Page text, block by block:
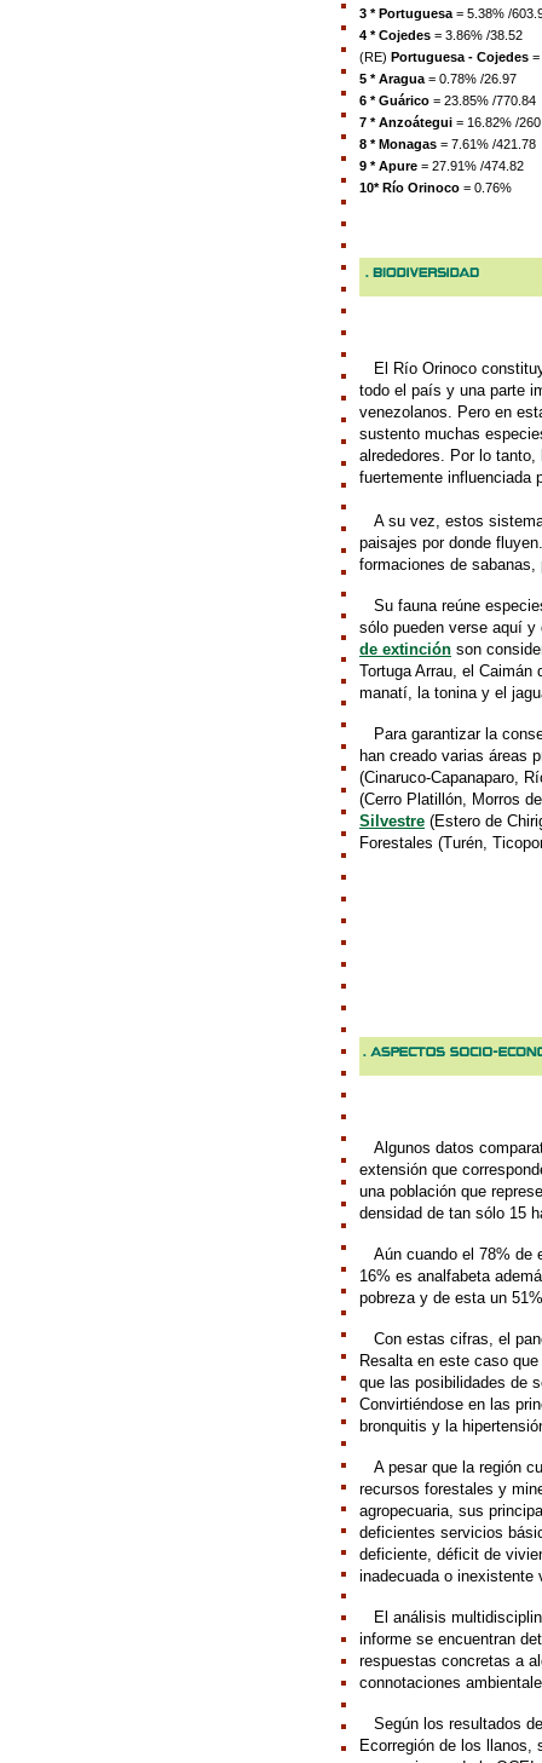
3 * Portuguesa = 5.38% /
4 * Cojedes = 3.86% /38.52
(RE) Portuguesa - Cojedes =
5 * Aragua = 0.78% /26.97
6 * Guárico = 23.85% /770.84
7 * Anzoátegui = 16.82% /
8 * Monagas = 7.61% /421.78
9 * Apure = 27.91% /474.82
10* Río Orinoco = 0.76%
El Río Orinoco
todo el país y una parte
venezolanos. Pero en
sustento muchas
alrededores. Por lo
fuertemente influenciada
A su vez, estos
paisajes por donde
formaciones de
Su fauna reúne
sólo pueden verse aquí
de extinción son
Tortuga Arrau, el Caimán
manatí, la tonina y el
Para garantizar la
han creado varias áreas
(Cinaruco-Capanaparo,
(Cerro Platillón, Morros
Silvestre (Estero de
Forestales (Turén,
Algunos datos
extensión que
una población que
densidad de tan sólo 15
Aún cuando el 78% de
16% es analfabeta
pobreza y de esta un
Con estas cifras, el
Resalta en este caso
que las posibilidades de
Convirtiéndose en las
bronquitis y la
A pesar que la región
recursos forestales y
agropecuaria, sus
deficientes servicios
deficiente, déficit de
inadecuada o
El análisis
informe se encuentran
respuestas concretas a
connotaciones
Según los resultados
Ecorregión de los llanos,